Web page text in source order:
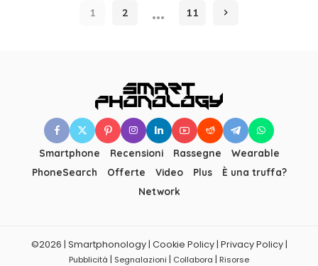
1 2 … 11
Smartphone Recensioni Rassegne
Wearable
PhoneSearch
Offerte Video Plus
È una truffa?
Network
©2026 | Smartphonology | Cookie Policy | Privacy Policy |
Pubblicità | Segnalazioni | Collabora | Risorse